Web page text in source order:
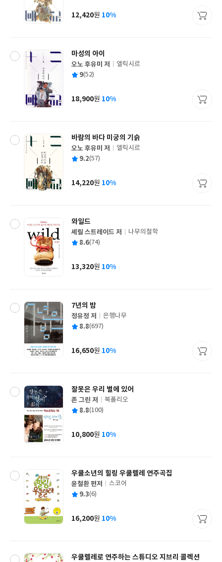
사
가
12,420원 10%
마성의 아이
글
쓴
오노 후유미 저
출
사
엘릭시르
평 9(52)
가
18,900원 10%
바람의 바다 미궁의 기슭
글
쓴
오노 후유미 저
출
사
엘릭시르
평 9.2(57)
가
14,220원 10%
와일드
글
쓴
셰릴 스트레이드 저
출
사
나무의철학
평 8.6(74)
가
13,320원 10%
7년의 밤
글
쓴
정유정 저
출
사
은행나무
평 8.8(697)
가
16,650원 10%
잘못은 우리 별에 있어
글
쓴
존 그린 저
출
사
북폴리오
평 8.8(100)
가
10,800원 10%
우쿨소년의 힐링 우쿨렐레 연주곡집
글
쓴
윤철환 편저
출
사
스코어
평 9.3(6)
가
16,200원 10%
우쿨렐레로 연주하는 스튜디오 지브리 콜렉션